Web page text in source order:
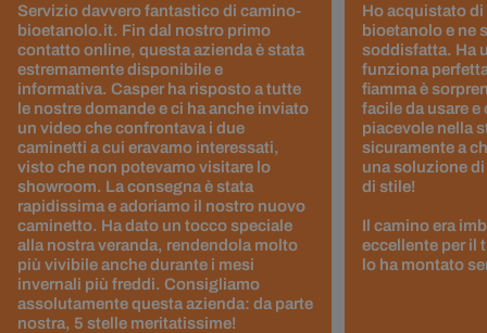
Servizio davvero fantastico di camino-
bioetanolo.it. Fin dal nostro primo
contatto online, questa azienda è stata
estremamente disponibile e
informativa. Casper ha risposto a tutte
le nostre domande e ci ha anche inviato
un video che confrontava i due
caminetti a cui eravamo interessati,
visto che non potevamo visitare lo
showroom. La consegna è stata
rapidissima e adoriamo il nostro nuovo
caminetto. Ha dato un tocco speciale
alla nostra veranda, rendendola molto
più vivibile anche durante i mesi
invernali più freddi. Consigliamo
assolutamente questa azienda: da parte
nostra, 5 stelle meritatissime!
Ho acquistato di
bioetanolo e ne
soddisfatta. Ha
funziona
fiamma è
facile da usare e
piacevole nella
sicuramente a
una soluzione
di stile!
Il camino era
eccellente per il
lo ha montato